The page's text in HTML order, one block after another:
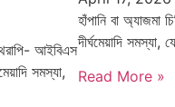
আইবিএস
সমস্যা,
হাঁপানি বা অ্যাজমা
দীর্ঘমেয়াদি সমস্যা,
Read More »